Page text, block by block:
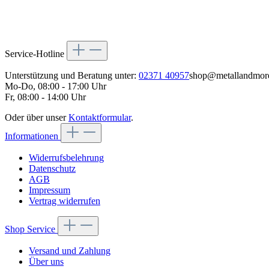
Service-Hotline
Unterstützung und Beratung unter: 02371 40957
Mo-Do, 08:00 - 17:00 Uhr
Fr, 08:00 - 14:00 Uhr
Oder über unserKontaktformular.
Informationen
Widerrufsbelehrung
Datenschutz
AGB
Impressum
Vertrag widerrufen
Shop Service
Versand und Zahlung
Über uns